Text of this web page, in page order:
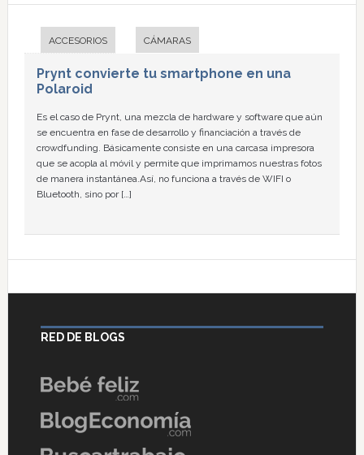
ACCESORIOS CÁMARAS
Prynt convierte tu smartphone en una
Polaroid
Es el caso de Prynt, una mezcla de hardware y software que aún
se encuentra en fase de desarrollo y financiación a través de
crowdfunding. Básicamente consiste en una carcasa impresora
que se acopla al móvil y permite que imprimamos nuestras fotos
de manera instantánea.Así, no funciona a través de WIFI o
Bluetooth, sino por […]
RED DE BLOGS